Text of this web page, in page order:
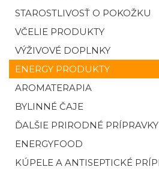
STAROSTLIVOSŤ O POKOŽKU
VČELIE PRODUKTY
VÝŽIVOVÉ DOPLNKY
ENERGY PRODUKTY
AROMATERAPIA
BYLINNÉ ČAJE
ĎALŠIE PRIRODNÉ PRÍPRAVKY
ENERGYFOOD
KÚPELE A ANTISEPTICKÉ